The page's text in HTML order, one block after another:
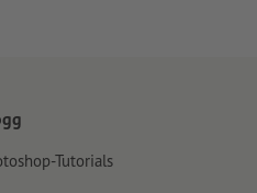
Tutorials